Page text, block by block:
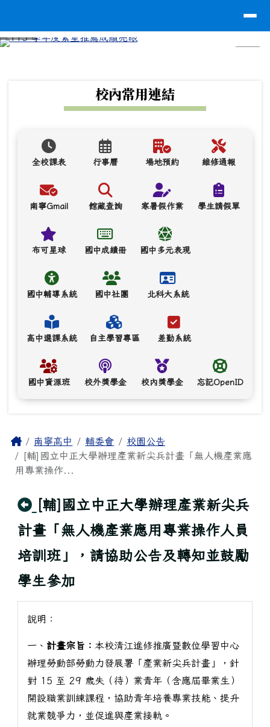
校內常用連結
全校課表 行事曆 場地預約 維修通報
南寧Gmail 館藏查詢 寒暑假作業 學生請假單
布可星球 國中成績冊 國中多元表現
國中輔導系統 國中社團 北科大系統
高中選課系統 自主學習專區 差勤系統
國中資源班 校外獎學金 校內獎學金 忘記OpenID
主內容區域
Home南寧高中 輔委會
校園公告
[輔]國立中正大學辦理產業新尖兵計畫「無人機產業應
用專業操作...
回上頁
[輔]國立中正大學辦理產業新尖兵
計畫「無人機產業應用專業操作人員
培訓班」，請協助公告及轉知並鼓勵
學生參加
說明：
一、 計畫宗旨： 本校清江進修推廣暨數位學習中心
辦理勞動部勞動力發展署「產業新尖兵計畫」，針
對 15 至 29 歲失（待）業青年（含應屆畢業生）
開設職業訓練課程，協助青年培養專業技能、提升
就業競爭力，並促進與產業接軌。